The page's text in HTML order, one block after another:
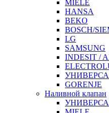
MIELE
HANSA
BEKO
BOSCH/
LG
SAMSUNG
INDESIT /
GORENJE
Наливной клапан